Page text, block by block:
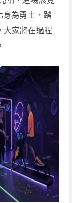
身為勇士，踏
大家將在過程